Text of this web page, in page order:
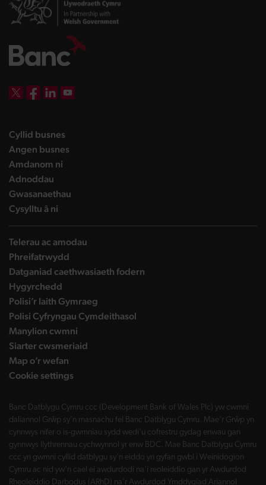
Cyllid busneslanding page
Angen busneslanding page
Amdanom ni
Adnoddau
Gwasanaethau
Cysylltu â ni
Telerau ac amodau
Phreifatrwydd
Datganiad caethwasiaeth fodern
Hygyrchedd
Polisi’r Iaith Gymraeg
Polisi Cyfryngau Cymdeithasol
Manylion cwmni
Siarter cwsmeriaid
Map o’r wefan
Cookie settings
Banc Datblygu Cymru ccc (Development Bank of Wales Plc) yw cwmni
daliannol Grŵp sy'n masnachu fel Banc Datblygu Cymru. Mae'r Grŵp yn
cynnwys nifer o is-gwmnïau sydd wedi'u cofrestru gydag enwau gan
gynnwys llythrennau cychwynnol yr enw BDC. Mae Banc Datblygu Cymru
ccc yn gwmni cyllid datblygu sy'n eiddo yn gyfan gwbl i Weinidogion
Cymru ac nid yw'n cael ei awdurdodi na'i reoleiddio gan yr Awdurdod
Rheoleiddio Darbodus (ARhD) na'r Awdurdod Ymddygiad Ariannol